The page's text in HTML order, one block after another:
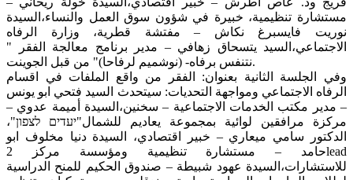
مستشارة تنظيمية، خبيرة في شؤون سوق العمل والنساء،السيدة
نوريت فايسبرغ نكاش – مفتشة قطرية، وزارة الرفاه
الاجتماعي،السيد يتسحاق زهافي – مدير برنامج معالجة الفقر "
نتنفس برفاه- (نوشميم لرفاحا)" من قبل الجوينت.
وفي الجلسة الثانية بعنوان: الفقر من واقع الملفات في اقسام
الرفاه الاجتماعي ومواجهة التحديات: سيتحدث السيد فتحي ابو يونس
– مدير مكتب الخدمات الاجتماعية – سخنين،السيدة أميمة عدوي –
مركزة مرافقين لوائية بمجموعة يعاديم للشمال"יעדים לצפון"،
الدكتور سامي ميعاري – خبير اقتصادي، السيدة دنيا مخلوف ابو
حامد – مستشارة تنظيمية ومؤسسة مركز 2lead
للاستشارات،السيدة عهود شبيطة – صندوق الحكيم للمنح الدراسية